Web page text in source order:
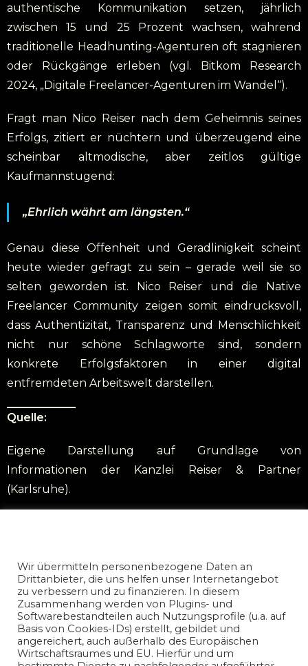
authentische Kommunikation setzen, jährlich
zwischen 15 und 25 Prozent wachsen, während
traditionelle Headhunting-Agenturen oft stagnieren
oder Rückgänge erleben (vgl. Bitkom Research
2024, „Digitale Freelancer-Agenturen im Wandel“).
Fragt man Nico Reiser nach dem Geheimnis seines
Erfolgs, zitiert er nüchtern und überzeugend eine
scheinbar altmodische, aber zeitlos gültige
Kaufmannstugend:
„Ehrlich währt am längsten.“
Genau diese Offenheit und Geradlinigkeit scheint
heute wieder gefragt zu sein – gerade weil sie so
selten geworden ist. Nico Reiser und die Native
Freelancer Community zeigen somit eindrucksvoll,
dass Authentizität, Transparenz und Menschlichkeit
nicht nur schöne Schlagworte sind, sondern
konkrete Erfolgsfaktoren in einer digital
entfremdeten Arbeitswelt darstellen.
Quelle:
Eigene Darstellung auf Grundlage von
Informationen der Kanzlei Reiser & Partner
(Karlsruhe).
Berlin.
Wir übermitteln personenbezogene Daten an
Drittanbieter, die uns helfen unser Internetangebot
zu verbessern und zu finanzieren. In diesem
Zusammenhang werden von Plugins- und
Softwarebestandteilen auch Nutzungsprofile (u.a. auf
Basis von Cookies-IDs) erstellt, gebildet und
angereichert, auch außerhalb des Europäischen
Wirtschaftsraumes und EU. Hierfür und um